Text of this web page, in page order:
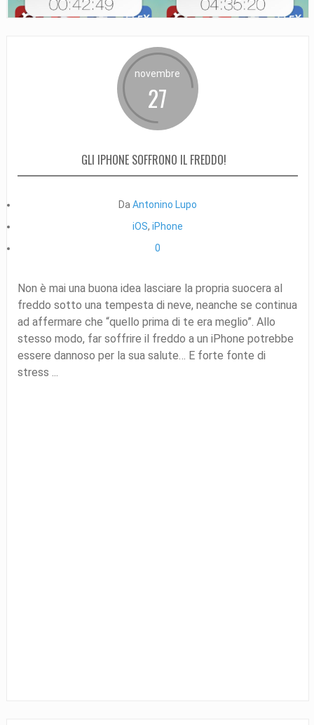
novembre
27
GLI IPHONE SOFFRONO IL FREDDO!
DaAntonino Lupo
iOS, iPhone
0
Non è mai una buona idea lasciare la propria suocera al
freddo sotto una tempesta di neve, neanche se continua
ad affermare che “quello prima di te era meglio”. Allo
stesso modo, far soffrire il freddo a un iPhone potrebbe
essere dannoso per la sua salute… E forte fonte di
stress ...